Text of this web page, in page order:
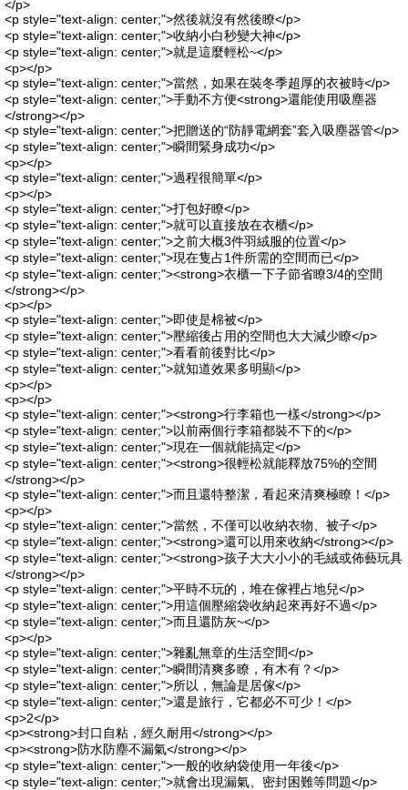
</p>
<p style="text-align: center;">然後就沒有然後瞭</p>
<p style="text-align: center;">收納小白秒變大神</p>
<p style="text-align: center;">就是這麼輕松~</p>
<p></p>
<p style="text-align: center;">當然，如果在裝冬季超厚的衣被時</p>
<p style="text-align: center;">手動不方便<strong>還能使用吸塵器
</strong></p>
<p style="text-align: center;">把贈送的“防靜電網套”套入吸塵器管</p>
<p style="text-align: center;">瞬間緊身成功</p>
<p></p>
<p style="text-align: center;">過程很簡單</p>
<p></p>
<p style="text-align: center;">打包好瞭</p>
<p style="text-align: center;">就可以直接放在衣櫃</p>
<p style="text-align: center;">之前大概3件羽絨服的位置</p>
<p style="text-align: center;">現在隻占1件所需的空間而已</p>
<p style="text-align: center;"><strong>衣櫃一下子節省瞭3/4的空間
</strong></p>
<p></p>
<p style="text-align: center;">即使是棉被</p>
<p style="text-align: center;">壓縮後占用的空間也大大減少瞭</p>
<p style="text-align: center;">看看前後對比</p>
<p style="text-align: center;">就知道效果多明顯</p>
<p></p>
<p></p>
<p style="text-align: center;"><strong>行李箱也一樣</strong></p>
<p style="text-align: center;">以前兩個行李箱都裝不下的</p>
<p style="text-align: center;">現在一個就能搞定</p>
<p style="text-align: center;"><strong>很輕松就能釋放75%的空間
</strong></p>
<p style="text-align: center;">而且還特整潔，看起來清爽極瞭！</p>
<p></p>
<p style="text-align: center;">當然，不僅可以收納衣物、被子</p>
<p style="text-align: center;"><strong>還可以用來收納</strong></p>
<p style="text-align: center;"><strong>孩子大大小小的毛絨或佈藝玩具
</strong></p>
<p style="text-align: center;">平時不玩的，堆在傢裡占地兒</p>
<p style="text-align: center;">用這個壓縮袋收納起來再好不過</p>
<p style="text-align: center;">而且還防灰~</p>
<p></p>
<p style="text-align: center;">雜亂無章的生活空間</p>
<p style="text-align: center;">瞬間清爽多瞭，有木有？</p>
<p style="text-align: center;">所以，無論是居傢</p>
<p style="text-align: center;">還是旅行，它都必不可少！</p>
<p>2</p>
<p><strong>封口自粘，經久耐用</strong></p>
<p><strong>防水防塵不漏氣</strong></p>
<p style="text-align: center;">一般的收納袋使用一年後</p>
<p style="text-align: center;">就會出現漏氣、密封困難等問題</p>